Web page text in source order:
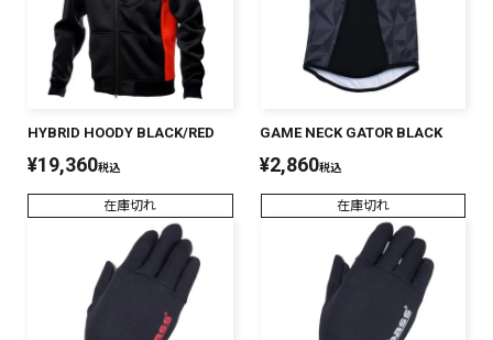
HYBRID HOODY BLACK/RED
¥19,360税込
在庫切れ
GAME NECK GATOR BLACK
¥2,860税込
在庫切れ